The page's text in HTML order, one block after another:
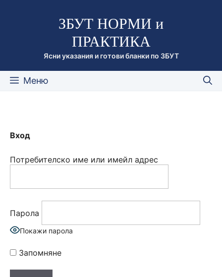
съдържаниетоЗБУТ НОРМИ и
ПРАКТИКА
Ясни указания и готови бланки по ЗБУТ
Меню
Вход
Потребителско име или имейл адрес
Парола
Покажи парола
Запомняне